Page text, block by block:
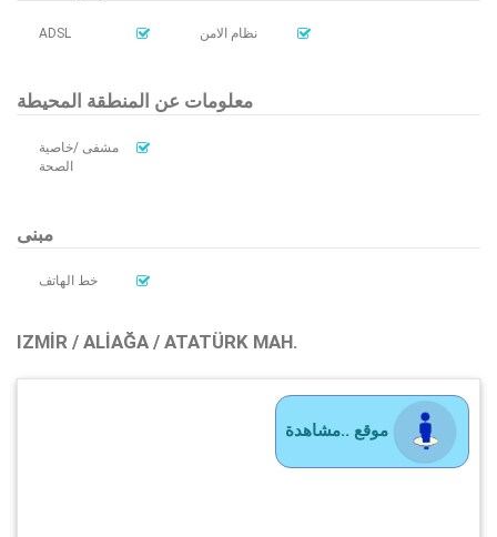
ADSL نظام الامن
معلومات عن المنطقة المحيطة
مشفى /خاصية
الصحة
مبنى
خط الهاتف
IZMIR / ALIAĞA / ATATÜRK MAH.